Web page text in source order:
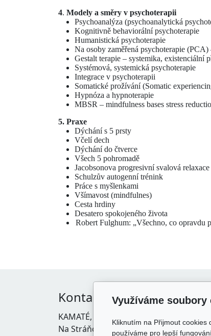
4. Modely a směry v psychoterapii
Psychoanalýza (psychoanalytická
Kognitivně behaviorální psychoterapie
Humanistická psychoterapie
Na osoby zaměřená psychoterapie
Gestalt terapie – systemika, existenciální
Systémová, systemická psychoterapie
Integrace v psychoterapii
Somatické prožívání (Somatic
Hypnóza a hypnoterapie
MBSR – mindfulness bases stress
5. Praxe
Dýchání s 5 prsty
Včelí dech
Dýchání do čtverce
Všech 5 pohromadě
Jacobsonova progresivní svalová relaxace
Schulzův autogenní trénink
Práce s myšlenkami
Všímavost (mindfulnes)
Cesta hrdiny
Desatero spokojeného života
Robert Fulghum: „Všechno, co opravdu
Kontakt
KAMATÉ, s.r.o.
Na Stráňce 1798/23, České
Využíváme soubory
Kliknutím na Přijmout
používáme pro lepší